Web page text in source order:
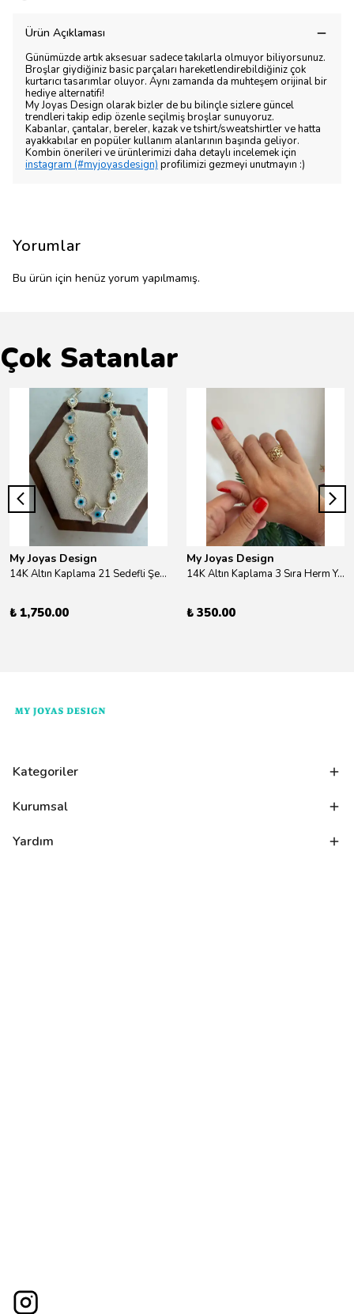
Ürün Açıklaması
Günümüzde artık aksesuar sadece takılarla olmuyor biliyorsunuz.
Broşlar giydiğiniz basic parçaları hareketlendirebildiğiniz çok
kurtarıcı tasarımlar oluyor. Aynı zamanda da muhteşem orijinal bir
hediye alternatifi!
My Joyas Design olarak bizler de bu bilinçle sizlere güncel
trendleri takip edip özenle seçilmiş broşlar sunuyoruz.
Kabanlar, çantalar, bereler, kazak ve tshirt/sweatshirtler ve hatta
ayakkabılar en popüler kullanım alanlarının başında geliyor.
Kombin önerileri ve ürünlerimizi daha detaylı incelemek için
instagram (#myjoyasdesign) profilimizi gezmeyi unutmayın :)
Yorumlar
Bu ürün için henüz yorum yapılmamış.
Çok Satanlar
My Joyas Design
14K Altın Kaplama 21 Sedefli Şekiller Kolye 46cm
₺ 1,750.00
My Joyas Design
14K Altın Kaplama 3 Sıra Herm Yüzük Gold
₺ 350.00
Kategoriler
Kurumsal
Yardım